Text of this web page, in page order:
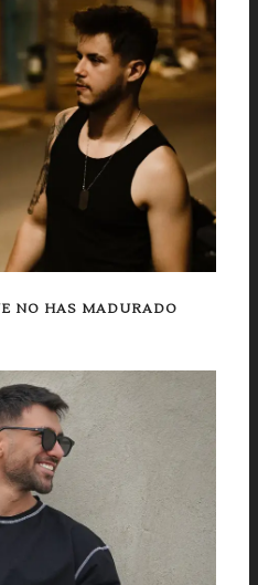
NO HAS MADURADO